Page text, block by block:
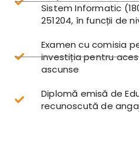
Sistem Informatic
251204, în funcții de
Examen cu comisia
investiția pentru
ascunse
Diplomă emisă de
recunoscută de